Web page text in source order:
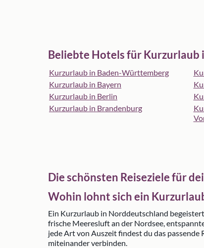
Beliebte Hotels für Kurzurlaub
Kurzurlaub in Baden-Württemberg
Kurzurlaub in Bayern
Kurzurlaub in Berlin
Kurzurlaub in Brandenburg
Die schönsten Reiseziele für
Wohin lohnt sich ein
Ein Kurzurlaub in Norddeutschland
frische Meeresluft an der Nordsee,
jede Art von Auszeit findest du das passende
miteinander verbinden.